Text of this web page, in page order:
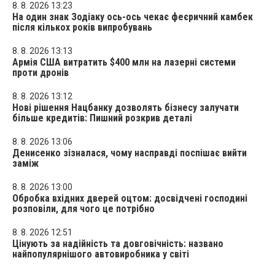
8. 8. 2026 13:23
На один знак Зодіаку ось-ось чекає феєричний камбек
після кількох років випробувань
8. 8. 2026 13:13
Армія США витратить $400 млн на лазерні системи
проти дронів
8. 8. 2026 13:12
Нові рішення Нацбанку дозволять бізнесу залучати
більше кредитів: Пишний розкрив деталі
8. 8. 2026 13:06
Денисенко зізналася, чому насправді поспішає вийти
заміж
8. 8. 2026 13:00
Обробка вхідних дверей оцтом: досвідчені господині
розповіли, для чого це потрібно
8. 8. 2026 12:51
Цінують за надійність та довговічність: названо
найпопулярнішого автовиробника у світі